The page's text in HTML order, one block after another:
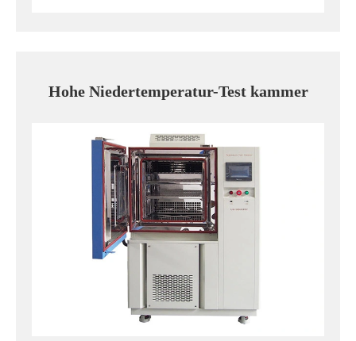
Hohe Niedertemperatur-Test kammer